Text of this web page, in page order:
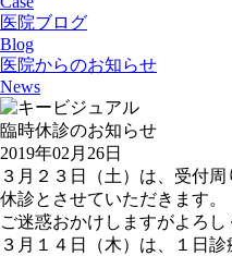
医院ブログ
Blog
医院からのお知らせ
News
臨時休診のお知らせ
2019年02月26日
３月２３日（土）は、受付
休診とさせていただきます。
ご迷惑おかけしますがよろし
３月１４日（木）は、１日診